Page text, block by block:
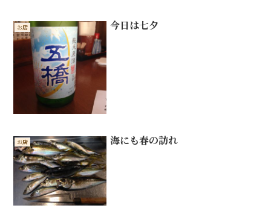
お店 今日は七夕
お店 海にも春の訪れ